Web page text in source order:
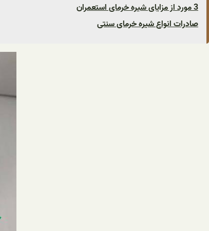
3 مورد از مزایای شیره خرمای استعمران
صادرات انواع شیره خرمای سنتی